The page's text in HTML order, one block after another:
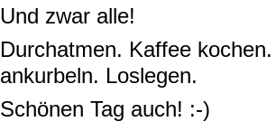
Und zwar alle!
Durchatmen. Kaffee
ankurbeln. Loslegen.
Schönen Tag auch! :-)